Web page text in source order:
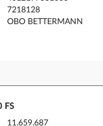
7218128
OBO BETTERMANN
FS
11.659.687